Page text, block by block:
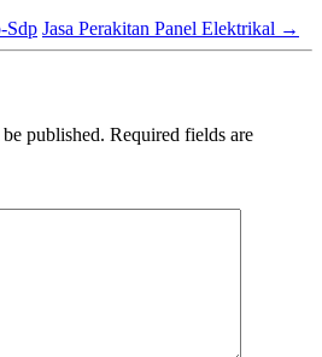
Sdp Jasa Perakitan Panel Elektrikal →
published. Required fields are